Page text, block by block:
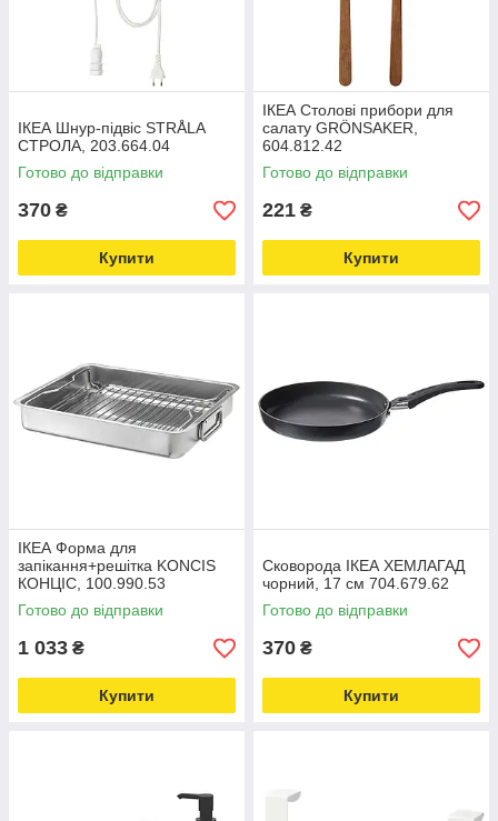
ІКЕА Шнур-підвіс STRÅLA
СТРОЛА, 203.664.04
Готово до відправки
370 ₴
Купити
ІКЕА Столові прибори для
салату GRÖNSAKER,
604.812.42
Готово до відправки
221 ₴
Купити
ІКЕА Форма для
запікання+решітка KONCIS
КОНЦІС, 100.990.53
Готово до відправки
1 033 ₴
Купити
Сковорода ІКЕА ХЕМЛАГАД
чорний, 17 см 704.679.62
Готово до відправки
370 ₴
Купити